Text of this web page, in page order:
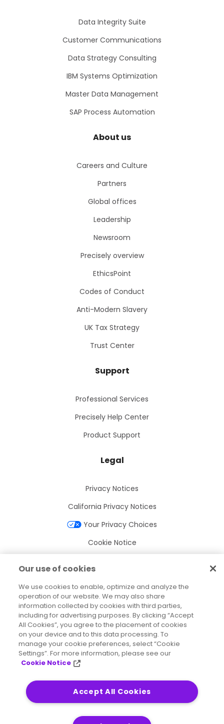
Data Integrity Suite
Customer Communications
Data Strategy Consulting
IBM Systems Optimization
Master Data Management
SAP Process Automation
About us
Careers and Culture
Partners
Global offices
Leadership
Newsroom
Precisely overview
EthicsPoint
Codes of Conduct
Anti-Modern Slavery
UK Tax Strategy
Trust Center
Support
Professional Services
Precisely Help Center
Product Support
Legal
Privacy Notices
California Privacy Notices
Your Privacy Choices
Cookie Notice
Trademarks
Legal Entities
Legal Agreements
2026 © Precisely
Sitemap Accessibility Statement
Our use of cookies
We use cookies to enable, optimize and analyze the
operation of our website. We may also share
information collected by cookies with third parties,
including for advertising purposes. By clicking “Accept
All Cookies”, you agree to the placement of cookies
on your device and to this data processing. To
manage your cookie preferences, select “Cookie
Settings”. For more information, please see our
Cookie Notice
Accept All Cookies